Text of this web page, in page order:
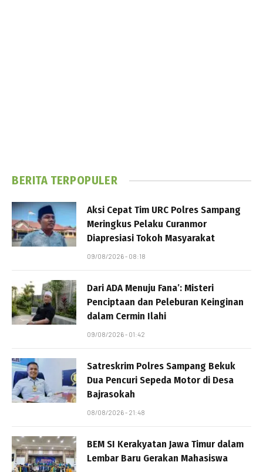
BERITA TERPOPULER
Aksi Cepat Tim URC Polres Sampang
Meringkus Pelaku Curanmor
Diapresiasi Tokoh Masyarakat
09/08/2026 - 08:18
Dari ADA Menuju Fana’: Misteri
Penciptaan dan Peleburan Keinginan
dalam Cermin Ilahi
09/08/2026 - 01:42
Satreskrim Polres Sampang Bekuk
Dua Pencuri Sepeda Motor di Desa
Bajrasokah
08/08/2026 - 21:48
BEM SI Kerakyatan Jawa Timur dalam
Lembar Baru Gerakan Mahasiswa